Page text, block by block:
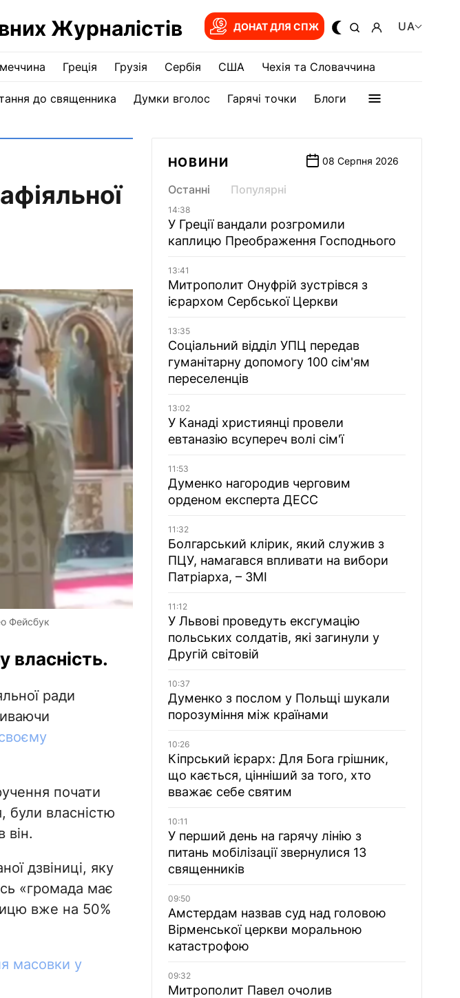
Журналістів ДОНАТ ДЛЯ СПЖ UA
Греція Грузія Сербія США Чехія та Словаччина
до священника Думки вголос Гарячі точки Блоги
Фейсбук
власність.
ради
почати
були власністю
він.
дзвіниці, яку
«громада має
вже на 50%
масовки у
НОВИНИ 08 Серпня 2026
Останні Популярні
14:38
У Греції вандали розгромили
каплицю Преображення Господнього
13:41
Митрополит Онуфрій зустрівся з
ієрархом Сербської Церкви
13:35
Соціальний відділ УПЦ передав
гуманітарну допомогу 100 сім'ям
переселенців
13:02
У Канаді християнці провели
евтаназію всупереч волі сім'ї
11:53
Думенко нагородив черговим
орденом експерта ДЕСС
11:32
Болгарський клірик, який служив з
ПЦУ, намагався впливати на вибори
Патріарха, – ЗМІ
11:12
У Львові проведуть ексгумацію
польських солдатів, які загинули у
Другій світовій
10:37
Думенко з послом у Польщі шукали
порозуміння між країнами
10:26
Кіпрський ієрарх: Для Бога грішник,
що кається, цінніший за того, хто
вважає себе святим
10:11
У перший день на гарячу лінію з
питань мобілізації звернулися 13
священників
09:50
Амстердам назвав суд над головою
Вірменської церкви моральною
катастрофою
09:32
Митрополит Павел очолив